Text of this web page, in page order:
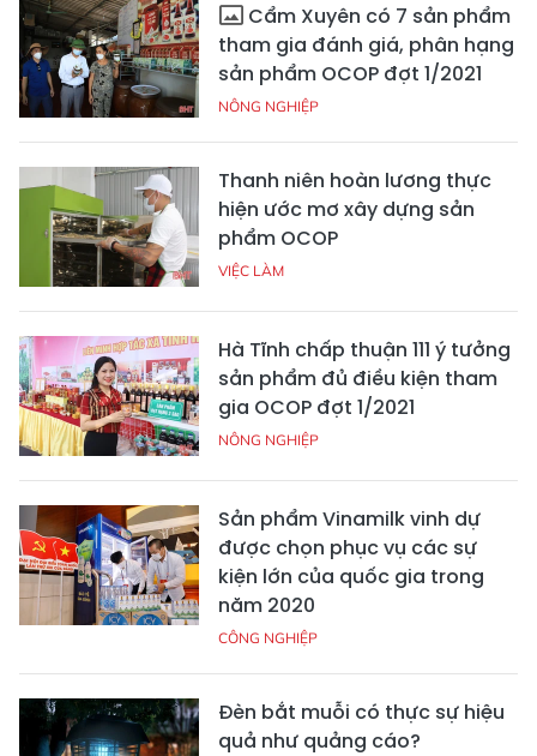
Cẩm Xuyên có 7 sản phẩm
tham gia đánh giá, phân hạng
sản phẩm OCOP đợt 1/2021
NÔNG NGHIỆP
Thanh niên hoàn lương thực
hiện ước mơ xây dựng sản
phẩm OCOP
VIỆC LÀM
Hà Tĩnh chấp thuận 111 ý tưởng
sản phẩm đủ điều kiện tham
gia OCOP đợt 1/2021
NÔNG NGHIỆP
Sản phẩm Vinamilk vinh dự
được chọn phục vụ các sự
kiện lớn của quốc gia trong
năm 2020
CÔNG NGHIỆP
Đèn bắt muỗi có thực sự hiệu
quả như quảng cáo?